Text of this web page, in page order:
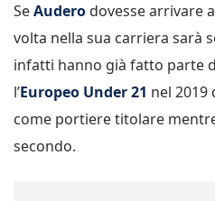
SeAudero dovesse arrivare
volta nella sua carriera sarà
infatti hanno già fatto parte
l’Europeo Under 21 nel 2019
come portiere titolare
secondo.